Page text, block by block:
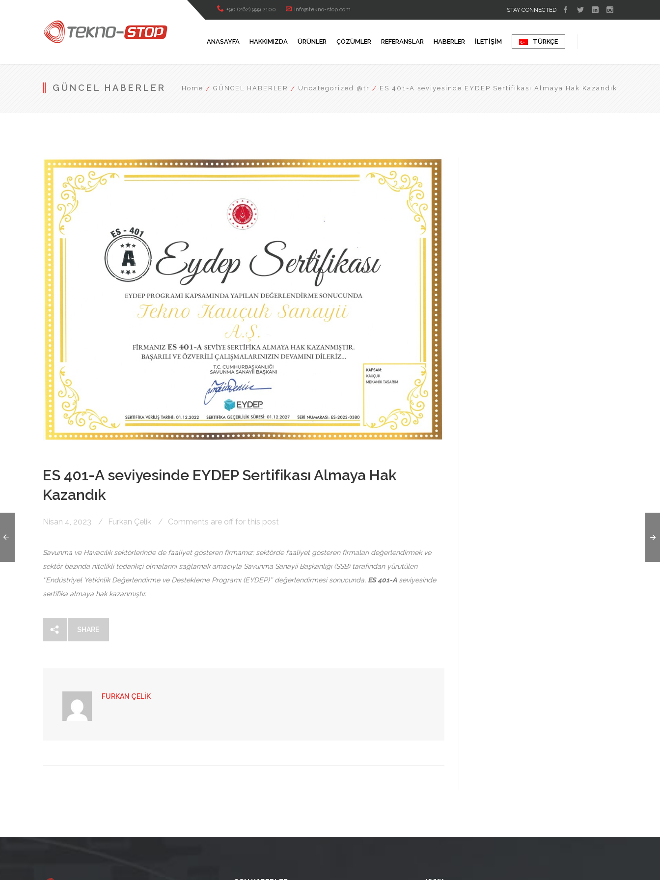
+90 (262) 999 2100 info@tekno-stop.com STAY CONNECTED
ANASAYFA HAKKIMIZDA ÜRÜNLER ÇÖZÜMLER REFERANSLAR HABERLER İLETIŞIM TÜRKÇE
GÜNCEL HABERLER Home GÜNCEL HABERLER Uncategorized @tr ES 401-A seviyesinde EYDEP Sertifikası Almaya Hak Kazandık
ES 401-A seviyesinde EYDEP Sertifikası Almaya Hak
Kazandık
Nisan 4, 2023 Furkan Çelik Comments are off for this post
Savunma ve Havacılık sektörlerinde de faaliyet gösteren firmamız; sektörde faaliyet gösteren firmaları değerlendirmek ve
sektör bazında nitelikli tedarikçi olmalarını sağlamak amacıyla Savunma Sanayii Başkanlığı (SSB) tarafından yürütülen
‘’Endüstriyel Yetkinlik Değerlendirme ve Destekleme Programı (EYDEP)’’ değerlendirmesi sonucunda, ES 401-Aseviyesinde
sertifika almaya hak kazanmıştır.
SHARE
FURKAN ÇELIK